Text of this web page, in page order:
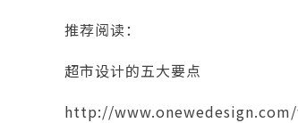
推荐阅读：
超市设计的五大要点
http://